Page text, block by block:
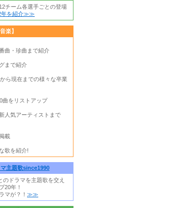
チーム各選手ごとの登場
年を紹介≫≫
楽】
曲・珍曲まで紹介
まで紹介
ら現在までの様々な卒業
曲をリストアップ
人気アーティストまで
載
歌を紹介!
マ主題歌since1990
のドラマを主題歌を交え
20年！
マが？！ ≫≫